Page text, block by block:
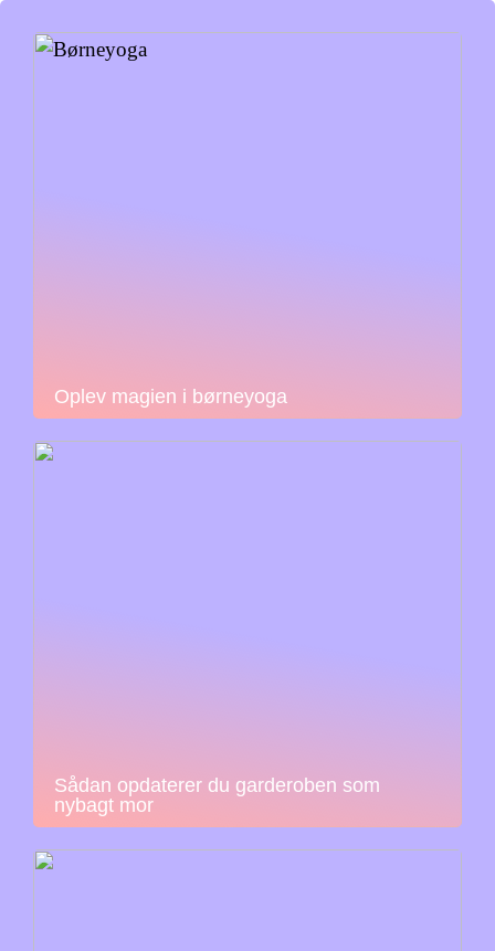
Oplev magien i børneyoga
Sådan opdaterer du garderoben som
nybagt mor